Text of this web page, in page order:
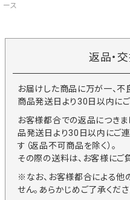
ース
返品・
お届けした商品に万が一、不
商品発送日より30日以内にご
お客様都合での返品につきま
品発送日より30日以内にご
す（返品不可商品を除く）。
その際の送料は、お客様にご
※なお、お客様都合による他
せん。あらかじめご了承くださ